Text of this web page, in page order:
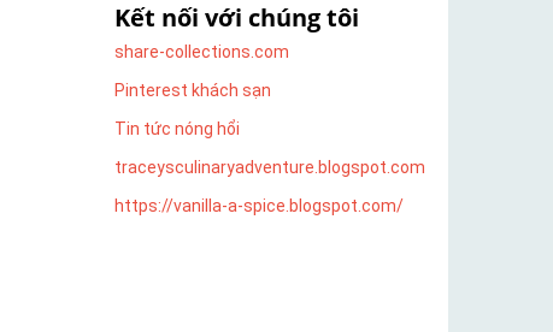
Kết nối với chúng tôi
share-collections.com
Pinterest khách sạn
Tin tức nóng hổi
traceysculinaryadventure.blogspot.com
https://vanilla-a-spice.blogspot.com/